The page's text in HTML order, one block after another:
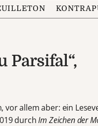
Parsifal“,
vor allem aber: ein
durchIm Zeichen der